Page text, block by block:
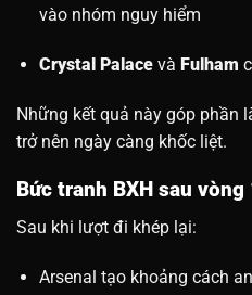
vào nhóm nguy hiểm
Crystal Palacevà Fulham
Những kết quả này góp phần
trở nên ngày càng khốc liệt.
Bức tranh BXH sau vòng
Sau khi lượt đi khép lại:
Arsenal tạo khoảng cách